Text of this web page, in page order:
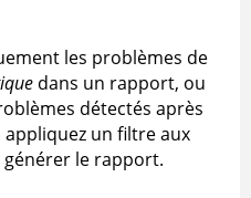
les problèmes de
dans un rapport, ou
détectés après
un filtre aux
le rapport.